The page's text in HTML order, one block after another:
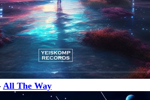
All The Way